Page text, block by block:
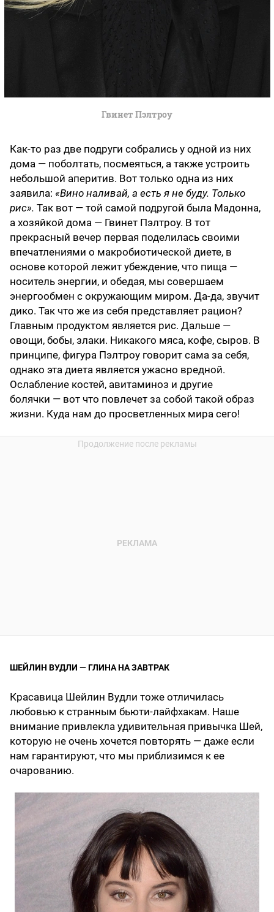
Гвинет Пэлтроу
Как-то раз две подруги собрались у одной из них
дома — поболтать, посмеяться, а также устроить
небольшой аперитив. Вот только одна из них
заявила: «Вино наливай, а есть я не буду. Только
рис». Так вот — той самой подругой была Мадонна,
а хозяйкой дома — Гвинет Пэлтроу. В тот
прекрасный вечер первая поделилась своими
впечатлениями о макробиотической диете, в
основе которой лежит убеждение, что пища —
носитель энергии, и обедая, мы совершаем
энергообмен с окружающим миром. Да-да, звучит
дико. Так что же из себя представляет рацион?
Главным продуктом является рис. Дальше —
овощи, бобы, злаки. Никакого мяса, кофе, сыров. В
принципе, фигура Пэлтроу говорит сама за себя,
однако эта диета является ужасно вредной.
Ослабление костей, авитаминоз и другие
болячки — вот что повлечет за собой такой образ
жизни. Куда нам до просветленных мира сего!
ШЕЙЛИН ВУДЛИ — ГЛИНА НА ЗАВТРАК
Красавица Шейлин Вудли тоже отличилась
любовью к странным бьюти-лайфхакам. Наше
внимание привлекла удивительная привычка Шей,
которую не очень хочется повторять — даже если
нам гарантируют, что мы приблизимся к ее
очарованию.